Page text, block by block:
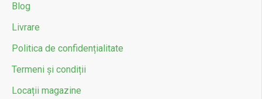
Blog
Livrare
Politica de confidențialitate
Termeni și condiții
Locații magazine